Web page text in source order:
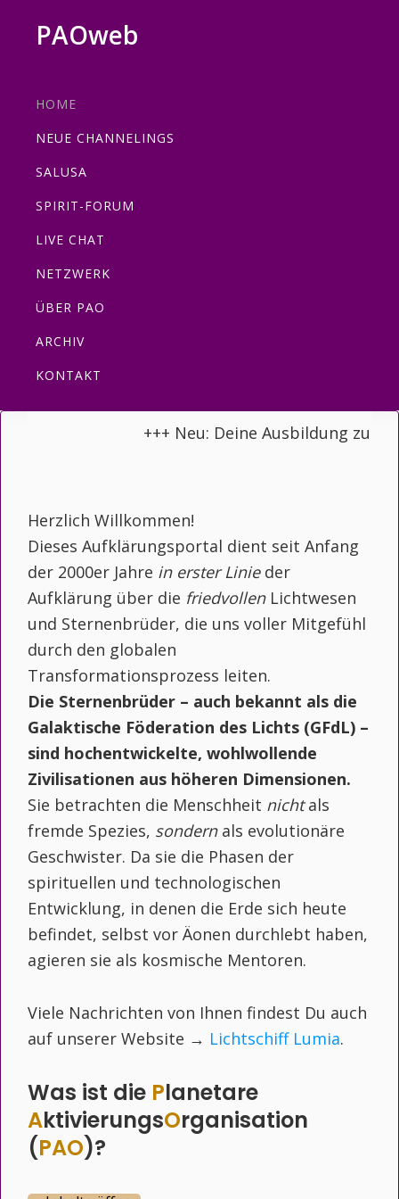
Hauptnavigation
Inhalt
FußzeilePAOweb
AktivierungsOrganisation)
HOME
NEUE CHANNELINGS
SALUSA
SPIRIT-FORUM
LIVE CHAT
NETZWERK
ÜBER PAO
ARCHIV
KONTAKT
+++ Neu: Deine Ausbildung
Herzlich Willkommen!
Dieses Aufklärungsportal dient seit Anfang
der 2000er Jahre in erster Linieder
Aufklärung über die friedvollen Lichtwesen
und Sternenbrüder, die uns voller Mitgefühl
durch den globalen
Transformationsprozess leiten.
Die Sternenbrüder – auch bekannt als die
Galaktische Föderation des Lichts (GFdL) –
sind hochentwickelte, wohlwollende
Zivilisationen aus höheren Dimensionen.
Sie betrachten die Menschheit nichtals
fremde Spezies, sondern als evolutionäre
Geschwister. Da sie die Phasen der
spirituellen und technologischen
Entwicklung, in denen die Erde sich heute
befindet, selbst vor Äonen durchlebt haben,
agieren sie als kosmische Mentoren.
Viele Nachrichten von Ihnen findest Du auch
auf unserer Website → Lichtschiff Lumia.
Was ist die Planetare
AktivierungsOrganisation
(PAO)?